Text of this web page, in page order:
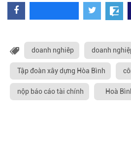
doanh nghiêp doanh
Tập đoàn xây dựng Hòa Bình
nộp báo cáo tài chính Hoà